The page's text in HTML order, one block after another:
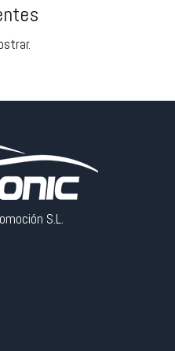
S.L.